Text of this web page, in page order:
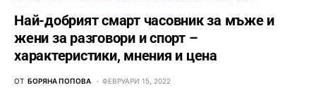
Най-добрият смарт часовник за мъже и
жени за разговори и спорт –
характеристики, мнения и цена
ОТ БОРЯНА ПОПОВА ФЕВРУАРИ 15, 2022